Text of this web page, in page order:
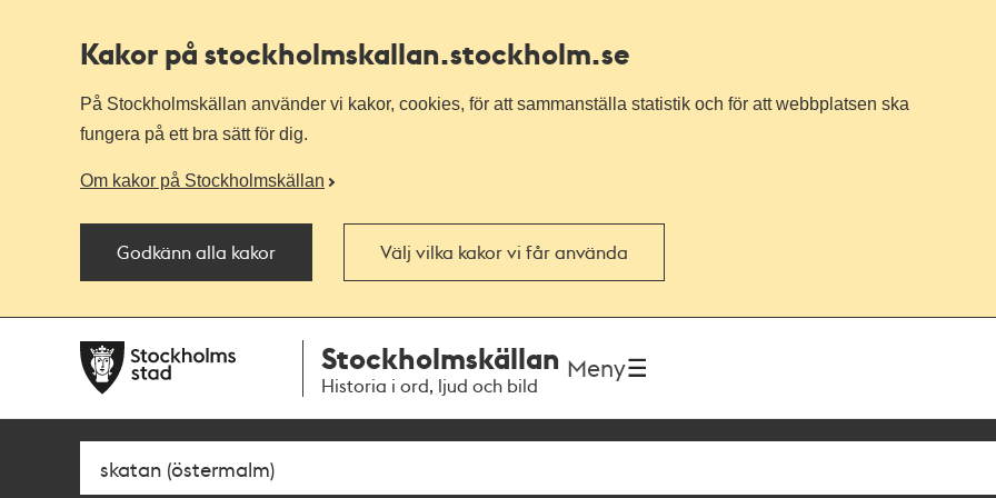
Kakor på stockholmskallan.stockholm.se
På Stockholmskällan använder vi kakor, cookies, för att sammanställa statistik och för att webbplatsen ska
fungera på ett bra sätt för dig.
Om kakor på Stockholmskällan
Godkänn alla kakor Välj vilka kakor vi får använda
navigationen
huvudinnehållet
Stockholmskällan
Historia i ord, ljud och bild
Meny
Sök